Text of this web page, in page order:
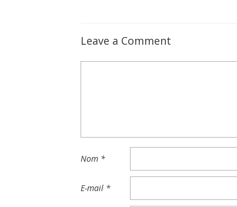
Leave a Comment
Nom *
E-mail *